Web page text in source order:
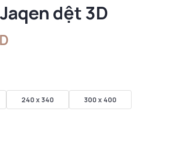
dệt 3D
240 x 340 300 x 400